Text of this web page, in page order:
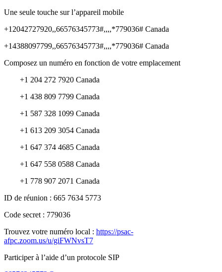
Une seule touche sur l’appareil mobile
+12042727920,,66576345773#,,,,*779036# Canada
+14388097799,,66576345773#,,,,*779036# Canada
Composez un numéro en fonction de votre emplacement
+1 204 272 7920 Canada
+1 438 809 7799 Canada
+1 587 328 1099 Canada
+1 613 209 3054 Canada
+1 647 374 4685 Canada
+1 647 558 0588 Canada
+1 778 907 2071 Canada
ID de réunion : 665 7634 5773
Code secret : 779036
Trouvez votre numéro local : https://psac-
afpc.zoom.us/u/giFWNvsT7
Participer à l’aide d’un protocole SIP